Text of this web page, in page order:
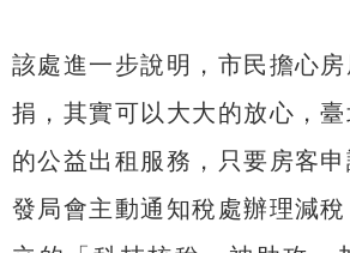
該處進一步說明，市民擔心
捐，其實可以大大的放心，
的公益出租服務，只要房客
發局會主動通知稅處辦理減